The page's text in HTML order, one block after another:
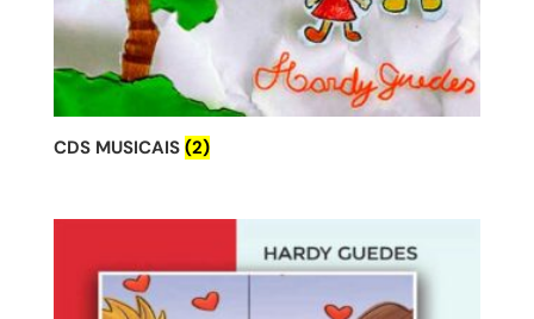
CDS MUSICAIS (2)